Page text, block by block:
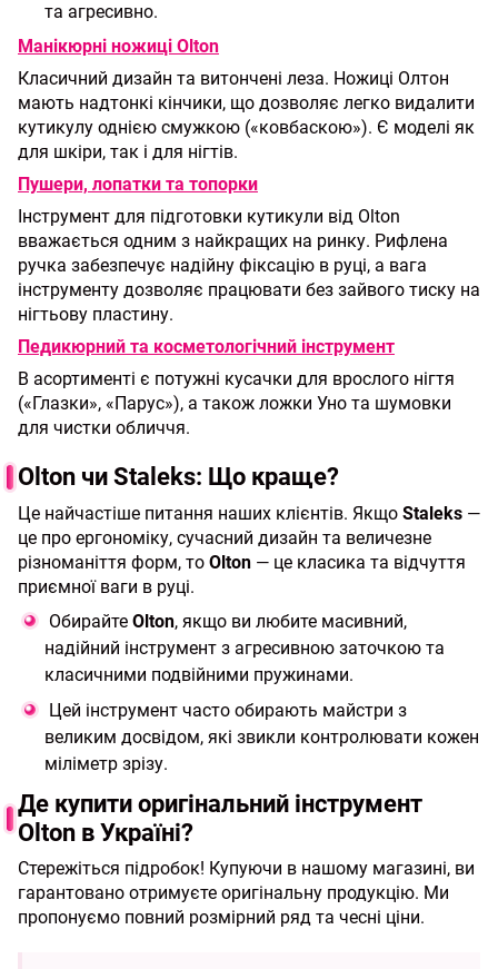
та агресивно.
Манікюрні ножиці Olton
Класичний дизайн та витончені леза. Ножиці Олтон
мають надтонкі кінчики, що дозволяє легко видалити
кутикулу однією смужкою («ковбаскою»). Є моделі як
для шкіри, так і для нігтів.
Пушери, лопатки та топорки
Інструмент для підготовки кутикули від Olton
вважається одним з найкращих на ринку. Рифлена
ручка забезпечує надійну фіксацію в руці, а вага
інструменту дозволяє працювати без зайвого тиску на
нігтьову пластину.
Педикюрний та косметологічний інструмент
В асортименті є потужні кусачки для врослого нігтя
(«Глазки», «Парус»), а також ложки Уно та шумовки
для чистки обличчя.
Olton чи Staleks: Що краще?
Це найчастіше питання наших клієнтів. Якщо Staleks —
це про ергономіку, сучасний дизайн та величезне
різноманіття форм, то Olton — це класика та відчуття
приємної ваги в руці.
Обирайте Olton, якщо ви любите масивний,
надійний інструмент з агресивною заточкою та
класичними подвійними пружинами.
Цей інструмент часто обирають майстри з
великим досвідом, які звикли контролювати кожен
міліметр зрізу.
Де купити оригінальний інструмент
Olton в Україні?
Стережіться підробок! Купуючи в нашому магазині, ви
гарантовано отримуєте оригінальну продукцію. Ми
пропонуємо повний розмірний ряд та чесні ціни.